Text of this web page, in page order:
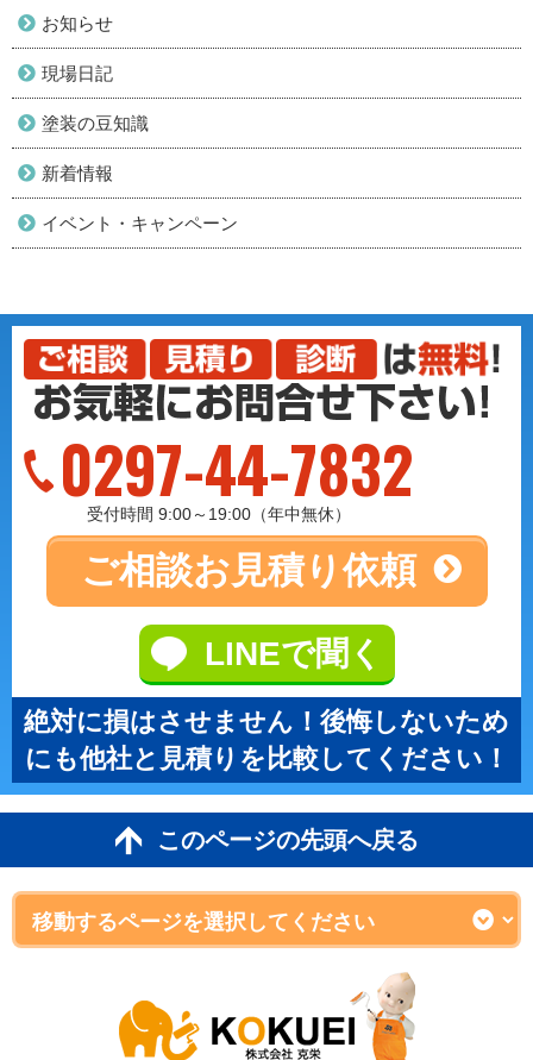
お知らせ
現場日記
塗装の豆知識
新着情報
イベント・キャンペーン
0297-44-7832
受付時間 9:00～19:00（年中無休）
ご相談お見積り依頼
LINEで聞く
絶対に損はさせません！後悔しないため
にも他社と見積りを比較してください！
このページの先頭へ戻る